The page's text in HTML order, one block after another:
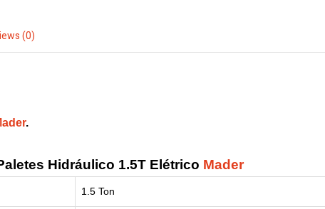
(0)
.
Hidráulico 1.5T Elétrico Mader
1.5 Ton